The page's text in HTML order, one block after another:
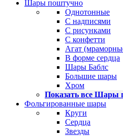
Шары поштучно
Однотонные
С надписями
С рисунками
С конфетти
Агат
В форме сердца
Шары Баблс
Большие шары
Хром
Показать все Шары
Фольгированные шары
Круги
Сердца
Звезды